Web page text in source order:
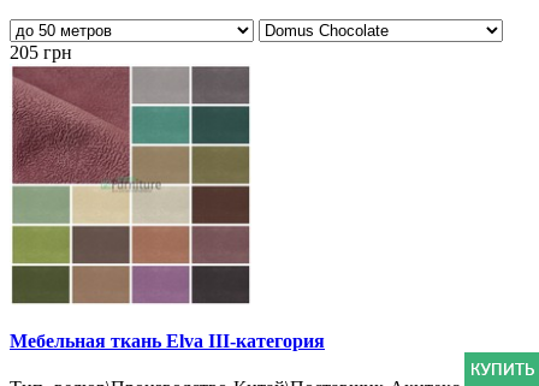
205 грн
Мебельная ткань Elva III-категория